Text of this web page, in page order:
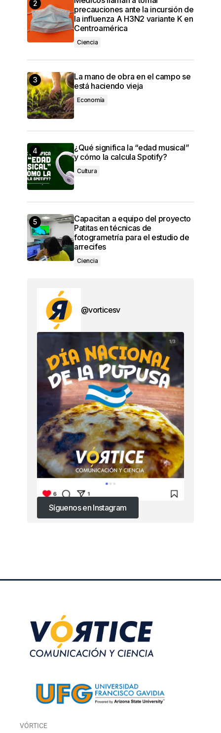
precauciones ante la incursión de
la influenza A H3N2 variante K en
Centroamérica
Ciencia
La mano de obra en el campo se
está haciendo vieja
Economía
¿Qué significa la “edad musical”
y cómo la calcula Spotify?
Cultura
Capacitan a equipo del proyecto
Patitas en técnicas de
fotogrametría para el estudio de
arrecifes
Ciencia
@vorticesv
Síguenos en Instagram
VÓRTICE